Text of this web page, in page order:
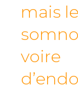
mais
voire